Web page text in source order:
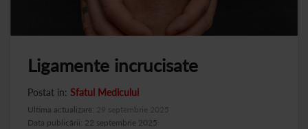
Ligamente incrucisate
Postat in: Sfatul Medicului
Data publicării: 22 septembrie 2025
Ultima actualizare: 29 septembrie 2025